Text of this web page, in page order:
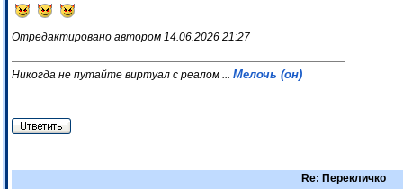
Отредактировано автором 14.06.2026 21:27
Никогда не путайте виртуал с реалом ... Мелочь (он)
Re: Перекличко